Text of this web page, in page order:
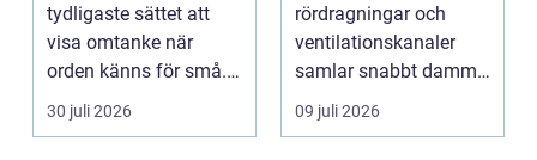
tydligaste sättet att
visa omtanke när
orden känns för små.
Ett genomtänkt
bloms...
30 juli 2026
rördragningar och
ventilationskanaler
samlar snabbt damm,
smuts och partiklar. I
09 juli 2026